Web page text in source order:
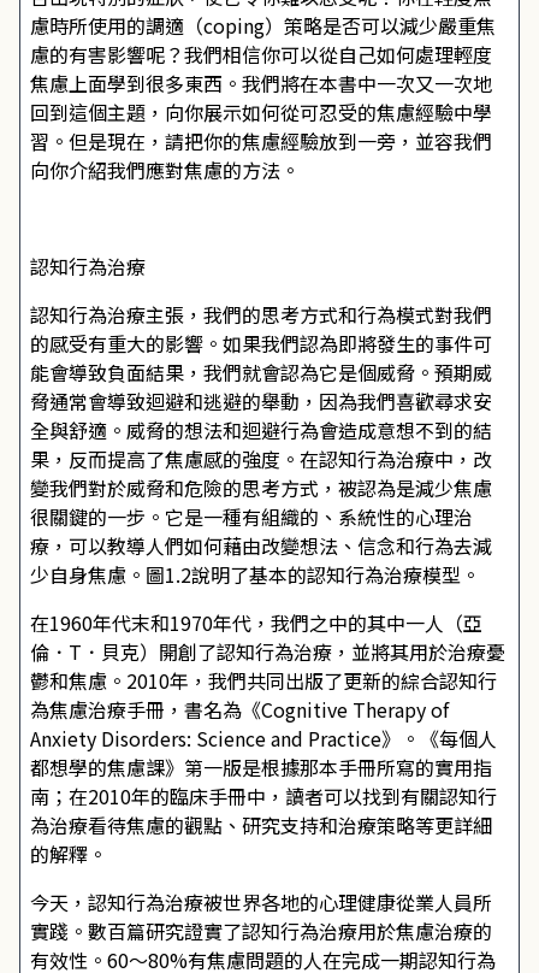
慮時所使用的調適（coping）策略是否可以減少嚴重焦
慮的有害影響呢？我們相信你可以從自己如何處理輕度
焦慮上面學到很多東西。我們將在本書中一次又一次地
回到這個主題，向你展示如何從可忍受的焦慮經驗中學
習。但是現在，請把你的焦慮經驗放到一旁，並容我們
向你介紹我們應對焦慮的方法。
認知行為治療
認知行為治療主張，我們的思考方式和行為模式對我們
的感受有重大的影響。如果我們認為即將發生的事件可
能會導致負面結果，我們就會認為它是個威脅。預期威
脅通常會導致迴避和逃避的舉動，因為我們喜歡尋求安
全與舒適。威脅的想法和迴避行為會造成意想不到的結
果，反而提高了焦慮感的強度。在認知行為治療中，改
變我們對於威脅和危險的思考方式，被認為是減少焦慮
很關鍵的一步。它是一種有組織的、系統性的心理治
療，可以教導人們如何藉由改變想法、信念和行為去減
少自身焦慮。圖1.2說明了基本的認知行為治療模型。
在1960年代末和1970年代，我們之中的其中一人（亞
倫．T．貝克）開創了認知行為治療，並將其用於治療憂
鬱和焦慮。2010年，我們共同出版了更新的綜合認知行
為焦慮治療手冊，書名為《Cognitive Therapy of
Anxiety Disorders: Science and Practice》。《每個人
都想學的焦慮課》第一版是根據那本手冊所寫的實用指
南；在2010年的臨床手冊中，讀者可以找到有關認知行
為治療看待焦慮的觀點、研究支持和治療策略等更詳細
的解釋。
今天，認知行為治療被世界各地的心理健康從業人員所
實踐。數百篇研究證實了認知行為治療用於焦慮治療的
有效性。60～80%有焦慮問題的人在完成一期認知行為